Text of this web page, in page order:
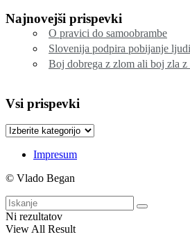
Najnovejši prispevki
O pravici do samoobrambe
Slovenija podpira pobijanje
Boj dobrega z zlom ali boj zla z
Vsi prispevki
Vsi
Impresum
© Vlado Began
Ni rezultatov
View All Result